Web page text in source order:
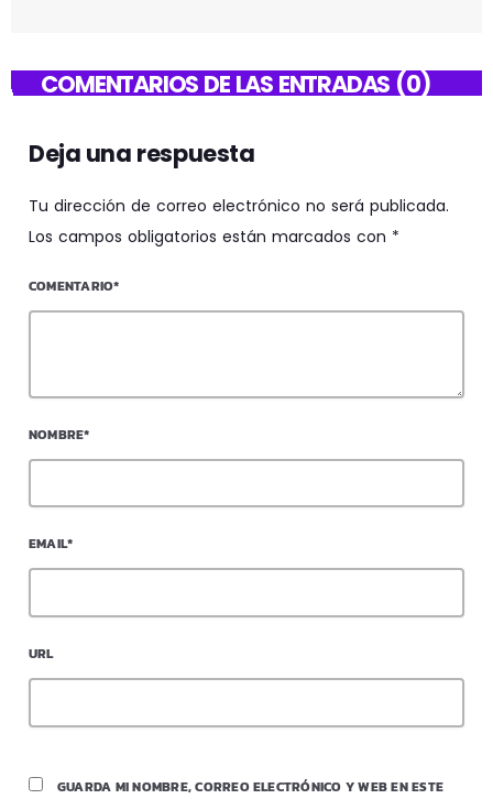
COMENTARIOS DE LAS ENTRADAS (0)
Deja una respuesta
Tu dirección de correo electrónico no será publicada.
Los campos obligatorios están marcados con *
COMENTARIO*
NOMBRE*
EMAIL*
URL
GUARDA MI NOMBRE, CORREO ELECTRÓNICO Y WEB EN ESTE